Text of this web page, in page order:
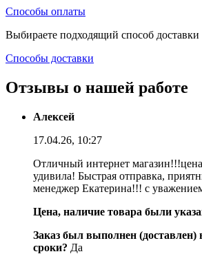
Способы оплаты
Выбираете подходящий способ доставки
Способы доставки
Отзывы о нашей работе
Алексей
17.04.26, 10:27
Отличный интернет
удивила! Быстрая отправка,
менеджер Екатерина!!! с
Цена, наличие товара были
Заказ был выполнен (доставлен)
сроки? Да